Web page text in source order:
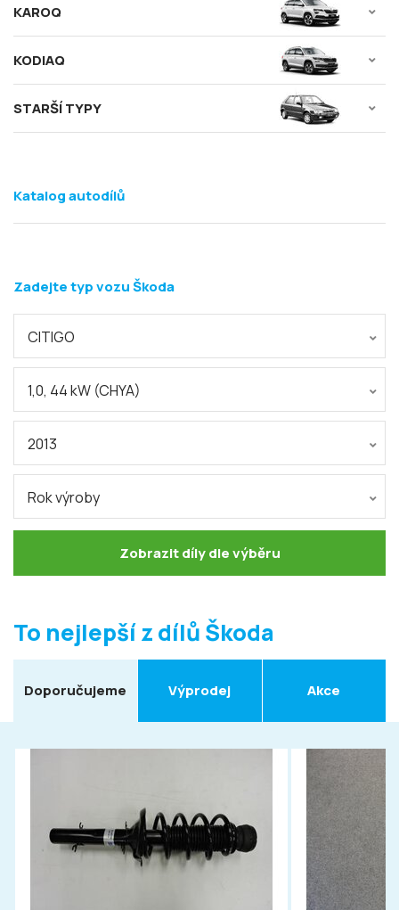
KAROQ
KODIAQ
STARŠÍ TYPY
Zadejte typ vozu Škoda
CITIGO
1,0, 44 kW (CHYA)
2013
Rok výroby
Zobrazit díly dle výběru
Katalog autodílů
To nejlepší z dílů Škoda
Doporučujeme Výprodej Akce